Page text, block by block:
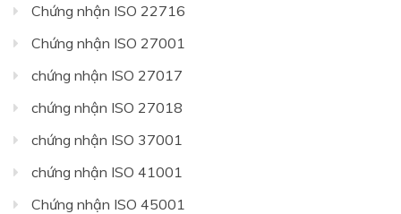
Chứng nhận ISO 22716
Chứng nhận ISO 27001
chứng nhận ISO 27017
chứng nhận ISO 27018
chứng nhận ISO 37001
chứng nhận ISO 41001
Chứng nhận ISO 45001